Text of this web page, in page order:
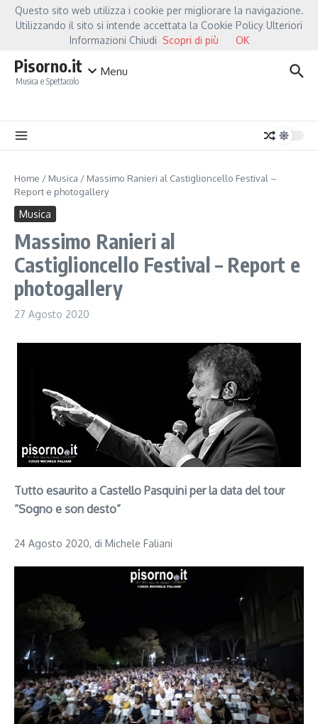
Salta al contenuto
Hot News
Fiorella Mannoia, a Capannori nasce “Anime Salve”: la data zero è un atto
Pisorno.it
Musica e Spettacolo
Menu
Home / Musica / Massimo Ranieri al Castiglioncello Festival –
Report e photogallery
Musica
Massimo Ranieri al
Castiglioncello Festival – Report e
photogallery
27 Agosto 2020
Tutto esaurito a Castello Pasquini per la data del tour
“Sogno e son desto”
24 Agosto 2020, di Michele Faliani
Questo sito web utilizza i cookie per migliorare la navigazione.
Utilizzando il sito si intende accettata la Cookie Policy Ulteriori
Informazioni Chiudi Scopri di più OK